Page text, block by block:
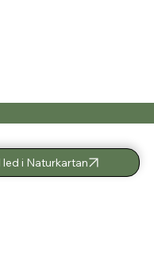
i Naturkartan